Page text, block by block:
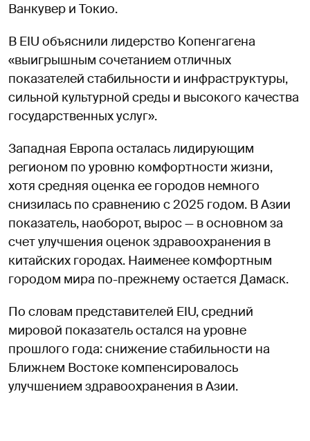
Ванкувер и Токио.
В EIU объяснили лидерство Копенгагена
«выигрышным сочетанием отличных
показателей стабильности и инфраструктуры,
сильной культурной среды и высокого качества
государственных услуг».
Западная Европа осталась лидирующим
регионом по уровню комфортности жизни,
хотя средняя оценка ее городов немного
снизилась по сравнению с 2025 годом. В Азии
показатель, наоборот, вырос — в основном за
счет улучшения оценок здравоохранения в
китайских городах. Наименее комфортным
городом мира по-прежнему остается Дамаск.
По словам представителей EIU, средний
мировой показатель остался на уровне
прошлого года: снижение стабильности на
Ближнем Востоке компенсировалось
улучшением здравоохранения в Азии.